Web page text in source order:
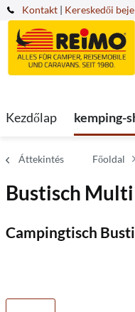
Kontakt | Kereskedői
Kezdőlap kemping-
Áttekintés Főoldal
Bustisch
Campingtisch